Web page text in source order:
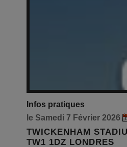
Infos pratiques
le Samedi 7 Février 2026
TWICKENHAM
TW1 1DZ LONDRES